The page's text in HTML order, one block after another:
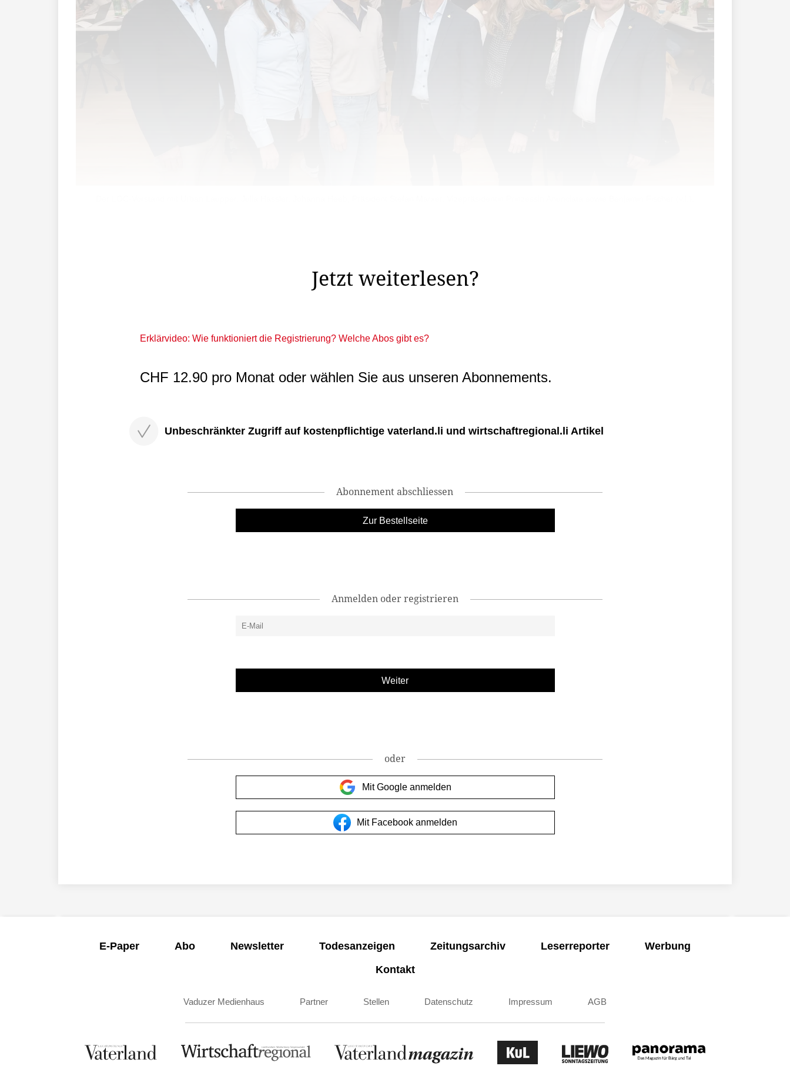
Jetzt weiterlesen?
Erklärvideo: Wie funktioniert die Registrierung? Welche Abos gibt es?
CHF 12.90 pro Monat oder wählen Sie aus unseren Abonnements.
Unbeschränkter Zugriff auf kostenpflichtige vaterland.li und wirtschaftregional.li Artikel
Abonnement abschliessen
Zur Bestellseite
Anmelden oder registrieren
oder
Mit Google anmelden
Mit Facebook anmelden
E-Paper Abo Newsletter Todesanzeigen Zeitungsarchiv Leserreporter
Werbung
Kontakt
Vaduzer Medienhaus Partner Stellen Datenschutz Impressum AGB